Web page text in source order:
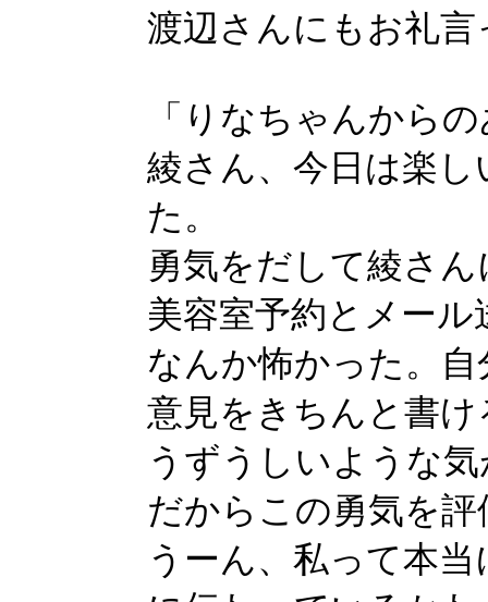
渡辺さんにもお礼
「りなちゃんから
綾さん、今日は楽
た。
勇気をだして綾さ
美容室予約とメー
なんか怖かった。
意見をきちんと書
うずうしいような
だからこの勇気を
うーん、私って本